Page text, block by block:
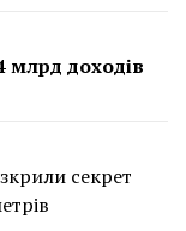
млрд доходів
секрет